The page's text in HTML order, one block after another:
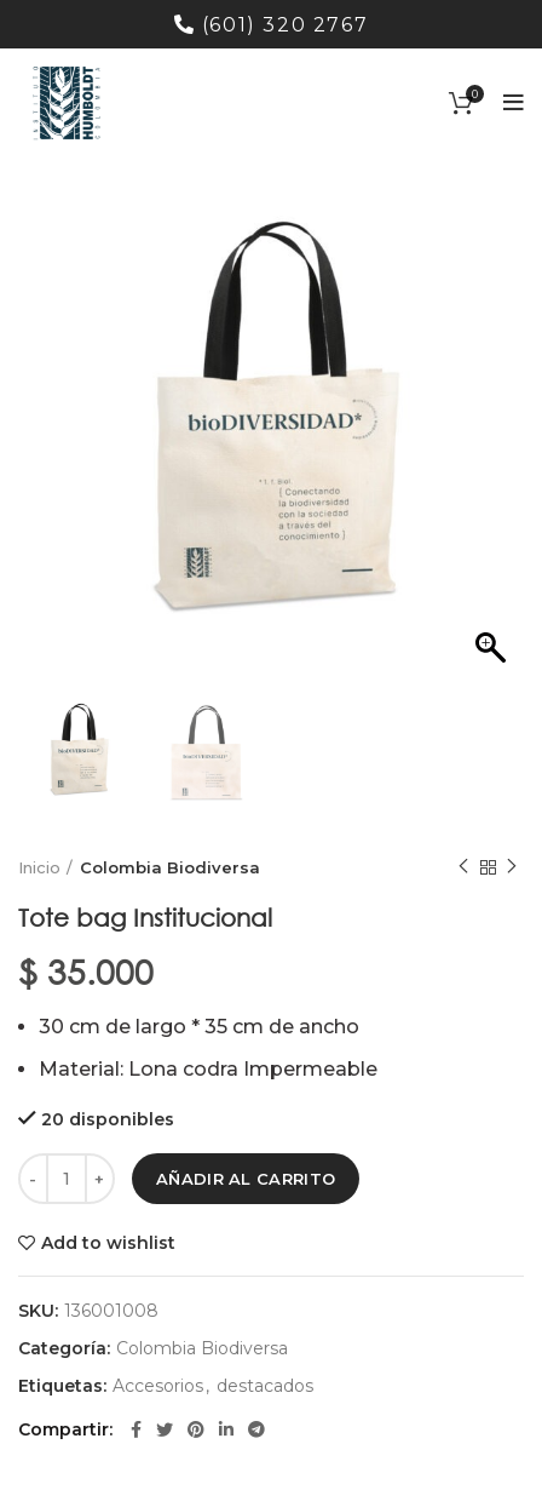
(601) 320 2767
0
Inicio Colombia Biodiversa
Tote bag Institucional
$ 35.000
30 cm de largo * 35 cm de ancho
Material: Lona codra Impermeable
20 disponibles
AÑADIR AL CARRITO
Add to wishlist
SKU: 136001008
Categoría: Colombia Biodiversa
Etiquetas: Accesorios, destacados
Compartir